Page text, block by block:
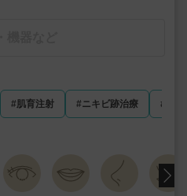
#肌育注射 #ニキビ跡治療 #マン